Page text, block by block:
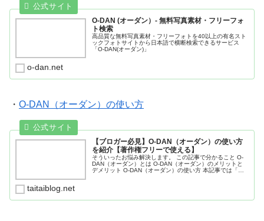
O-DAN (オーダン）- 無料写真素材・フリーフォ
ト検索
高品質な無料写真素材・フリーフォトを40以上の有名スト
ックフォトサイトから日本語で横断検索できるサービス
「O-DAN(オーダン)」
o-dan.net
・ O-DAN（オーダン）の使い方
【ブロガー必見】O-DAN（オーダン）の使い方
を紹介【著作権フリーで使える】
そういったお悩み解決します。 この記事で分かること O-
DAN（オーダン）とは O-DAN（オーダン）のメリットと
デメリット O-DAN（オーダン）の使い方 本記事では「O-
taitaiblog.net